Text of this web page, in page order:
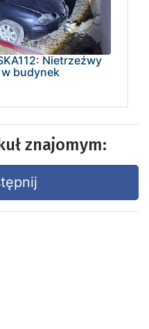
Nietrzeźwy
w budynek
znajomym: